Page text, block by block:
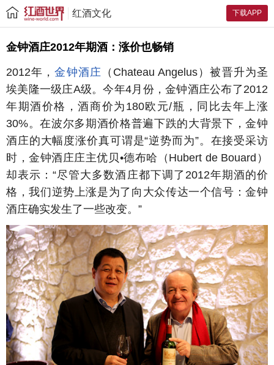
下载APP
红酒文化
金钟酒庄2012年期酒：涨价也畅销
2012年，金钟酒庄 （Chateau Angelus）被晋升为圣
埃美隆一级庄A级。今年4月份，金钟酒庄公布了2012
年期酒价格，酒商价为180欧元/瓶，同比去年上涨
30%。在波尔多期酒价格普遍下跌的大背景下，金钟
酒庄的大幅度涨价真可谓是“逆势而为”。在接受采访
时，金钟酒庄庄主优贝•德布哈（Hubert de Bouard）
却表示：“尽管大多数酒庄都下调了2012年期酒的价
格，我们逆势上涨是为了向大众传达一个信号：金钟
酒庄确实发生了一些改变。”